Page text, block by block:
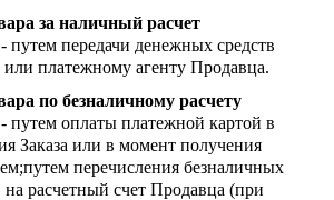
за наличный расчет
- путем передачи денежных средств
платежному агенту Продавца.
по безналичному расчету
- путем оплаты платежной картой в
Заказа или в момент получения
перечисления безналичных
расчетный счет Продавца (при